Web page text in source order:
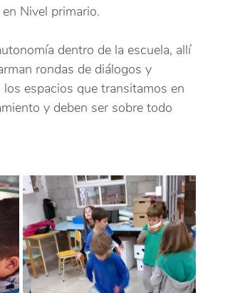
Nivel primario.
dentro de la escuela, allí
rondas de diálogos y
espacios que transitamos en
y deben ser sobre todo